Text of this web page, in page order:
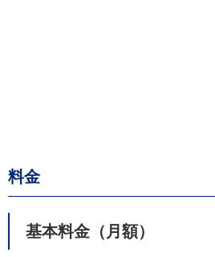
料金
基本料金（月額）